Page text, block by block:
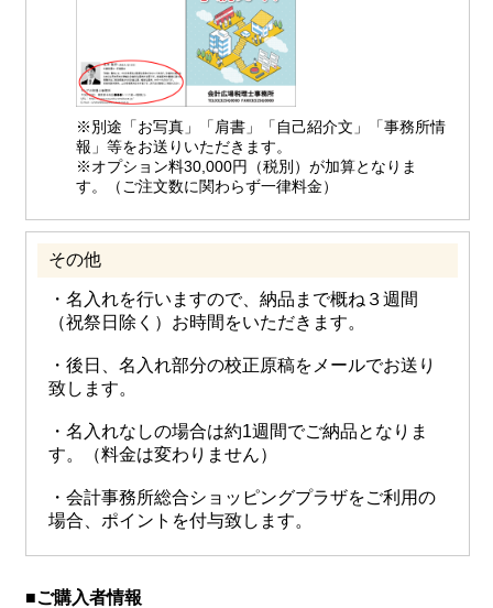
※別途「お写真」「肩書」「自己紹介文」「事務所情
報」等をお送りいただきます。
※オプション料30,000円（税別）が加算となりま
す。（ご注文数に関わらず一律料金）
その他
・名入れを行いますので、納品まで概ね３週間
（祝祭日除く）お時間をいただきます。
・後日、名入れ部分の校正原稿をメールでお送り
致します。
・名入れなしの場合は約1週間でご納品となりま
す。（料金は変わりません）
・会計事務所総合ショッピングプラザをご利用の
場合、ポイントを付与致します。
■ご購入者情報